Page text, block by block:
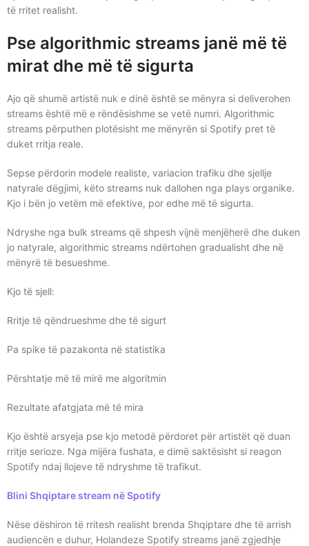
të rritet realisht.
Pse algorithmic streams janë më të
mirat dhe më të sigurta
Ajo që shumë artistë nuk e dinë është se mënyra si deliverohen
streams është më e rëndësishme se vetë numri. Algorithmic
streams përputhen plotësisht me mënyrën si Spotify pret të
duket rritja reale.
Sepse përdorin modele realiste, variacion trafiku dhe sjellje
natyrale dëgjimi, këto streams nuk dallohen nga plays organike.
Kjo i bën jo vetëm më efektive, por edhe më të sigurta.
Ndryshe nga bulk streams që shpesh vijnë menjëherë dhe duken
jo natyrale, algorithmic streams ndërtohen gradualisht dhe në
mënyrë të besueshme.
Kjo të sjell:
Rritje të qëndrueshme dhe të sigurt
Pa spike të pazakonta në statistika
Përshtatje më të mirë me algoritmin
Rezultate afatgjata më të mira
Kjo është arsyeja pse kjo metodë përdoret për artistët që duan
rritje serioze. Nga mijëra fushata, e dimë saktësisht si reagon
Spotify ndaj llojeve të ndryshme të trafikut.
Blini Shqiptare stream në Spotify
Nëse dëshiron të rritesh realisht brenda Shqiptare dhe të arrish
audiencën e duhur, Holandeze Spotify streams janë zgjedhje